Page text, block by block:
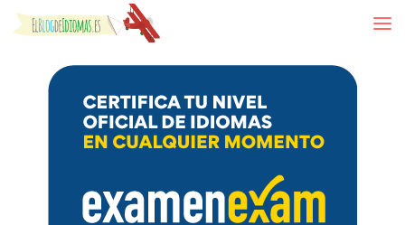
Skip to content